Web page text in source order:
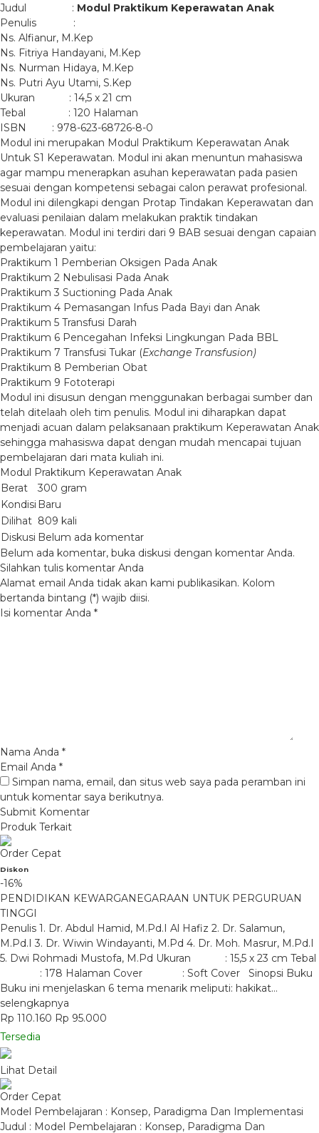
Judul : Modul Praktikum Keperawatan Anak
Penulis :
Ns. Alfianur, M.Kep
Ns. Fitriya Handayani, M.Kep
Ns. Nurman Hidaya, M.Kep
Ns. Putri Ayu Utami, S.Kep
Ukuran : 14,5 x 21 cm
Tebal : 120 Halaman
ISBN : 978-623-68726-8-0
Modul ini merupakan Modul Praktikum Keperawatan Anak
Untuk S1 Keperawatan. Modul ini akan menuntun mahasiswa
agar mampu menerapkan asuhan keperawatan pada pasien
sesuai dengan kompetensi sebagai calon perawat profesional.
Modul ini dilengkapi dengan Protap Tindakan Keperawatan dan
evaluasi penilaian dalam melakukan praktik tindakan
keperawatan. Modul ini terdiri dari 9 BAB sesuai dengan capaian
pembelajaran yaitu:
Praktikum 1 Pemberian Oksigen Pada Anak
Praktikum 2 Nebulisasi Pada Anak
Praktikum 3 Suctioning Pada Anak
Praktikum 4 Pemasangan Infus Pada Bayi dan Anak
Praktikum 5 Transfusi Darah
Praktikum 6 Pencegahan Infeksi Lingkungan Pada BBL
Praktikum 7 Transfusi Tukar (Exchange Transfusion)
Praktikum 8 Pemberian Obat
Praktikum 9 Fototerapi
Modul ini disusun dengan menggunakan berbagai sumber dan
telah ditelaah oleh tim penulis. Modul ini diharapkan dapat
menjadi acuan dalam pelaksanaan praktikum Keperawatan Anak
sehingga mahasiswa dapat dengan mudah mencapai tujuan
pembelajaran dari mata kuliah ini.
Modul Praktikum Keperawatan Anak
Berat
300 gram
Kondisi Baru
Dilihat 809 kali
Diskusi Belum ada komentar
Belum ada komentar, buka diskusi dengan komentar Anda.
Silahkan tulis komentar Anda
Alamat email Anda tidak akan kami publikasikan. Kolom
bertanda bintang (*) wajib diisi.
Isi komentar Anda *
Nama Anda *
Email Anda *
Simpan nama, email, dan situs web saya pada peramban ini
untuk komentar saya berikutnya.
Produk Terkait
Order Cepat
Diskon
-16%
PENDIDIKAN KEWARGANEGARAAN UNTUK PERGURUAN
TINGGI
Penulis 1. Dr. Abdul Hamid, M.Pd.I Al Hafiz 2. Dr. Salamun,
M.Pd.I 3. Dr. Wiwin Windayanti, M.Pd 4. Dr. Moh. Masrur, M.Pd.I
5. Dwi Rohmadi Mustofa, M.Pd Ukuran : 15,5 x 23 cm Tebal
: 178 Halaman Cover : Soft Cover Sinopsi Buku
Buku ini menjelaskan 6 tema menarik meliputi: hakikat…
selengkapnya
Rp 110.160 Rp 95.000
Tersedia
Lihat Detail
Order Cepat
Model Pembelajaran : Konsep, Paradigma Dan Implementasi
Judul : Model Pembelajaran : Konsep, Paradigma Dan